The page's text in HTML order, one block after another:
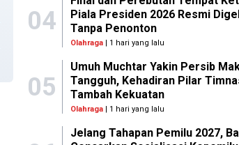
04
Piala Presiden 2026 Resmi
Tanpa Penonton
Olahraga | 1 hari yang lalu
05
Umuh Muchtar Yakin Persib
Tangguh, Kehadiran Pilar
Tambah Kekuatan
Olahraga | 1 hari yang lalu
Jelang Tahapan Pemilu 2027,